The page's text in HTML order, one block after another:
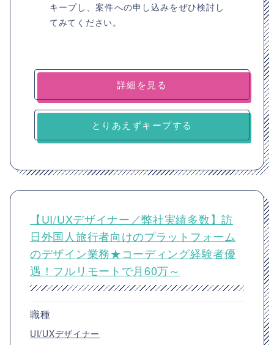
キープし、案件への申し込みをぜひ検討し
てみてください。
詳細を見る
とりあえずキープする
【UI/UXデザイナー／弊社実績多数】訪
日外国人旅行者向けのプラットフォーム
のデザイン業務★コーディング経験者優
遇！フルリモートで月60万～
職種
UI/UXデザイナー